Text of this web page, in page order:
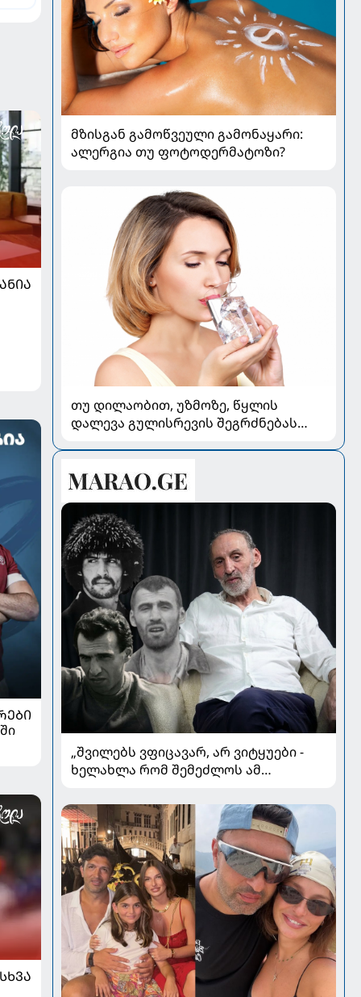
მზისგან გამოწვეული გამონაყარი:
ალერგია თუ ფოტოდერმატოზი?
თუ დილაობით, უზმოზე, წყლის
დალევა გულისრევის შეგრძნებას
„შვილებს ვფიცავარ, არ ვიტყუები -
ხელახლა რომ შემეძლოს ამ
გავივლიდი“ - ზაზა კოლელიშვილი
პირად ომებსა და კარიერულ
გარდატეხაზე